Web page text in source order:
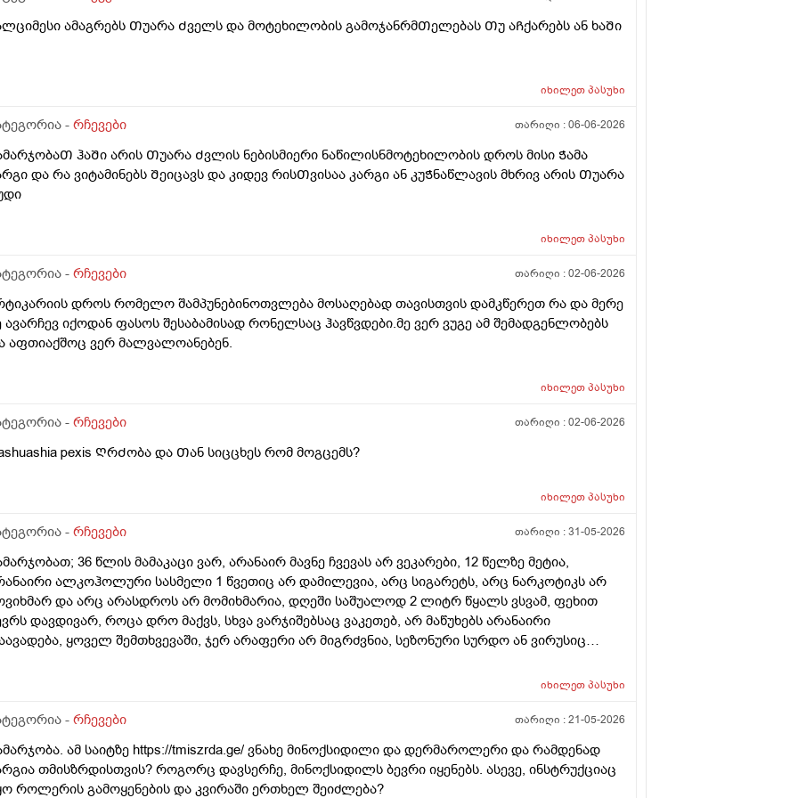
მიღიზიანდებოდა, ანგინებიც სიცხეებით მემართებოდა, არაერთმა ექიმმა მაშინ
ამოჭრა ურჩია ჩემს მშობლებს, არ დაუჯერეს მშობლებმა, არც რაიმე მკურნალობის
ბავშვებისთვის თუნდაც გართულებული გლანდების ამოჭრის და არა მკურნალობის
გლანდები ორგანიზმისთვის აუცილებელი და საჭირო ორგანო არის?
ამაგრებს Თუარა Ძველს და მოტეხილობის გამოჯანრმᲗელებას Თუ აᲩქარებს ან ხაᲨი
იხილეთპასუხი
- რჩევები თარიღი :06-06-2026
ჰაᲨი არის Თუარა Ძვლის ნებისმიერი ნაწილისნმოტეხილობის დროს მისი Ჭამა
და რა ვიტამინებს Შეიცავს და კიდევ რისᲗვისაა კარგი ან კუᲭნაწლავის მხრივ არის Თუარა
იხილეთპასუხი
- რჩევები თარიღი :02-06-2026
დროს რომელო შამპუნებინოთვლება მოსაღებად თავისთვის დამკწერეთ რა და მერე
ავარჩევ იქოდან ფასოს შესაბამისად რონელსაც ჰავწვდები.მე ვერ ვუგე ამ შემადგენლობებს
აფთიაქშოც ვერ მალვალოანებენ.
იხილეთპასუხი
- რჩევები თარიღი :02-06-2026
pexis ᲦრᲫობა და Თან სიცცხეს რომ მოგცემს?
იხილეთპასუხი
- რჩევები თარიღი :31-05-2026
36 წლის მამაკაცი ვარ, არანაირ მავნე ჩვევას არ ვეკარები, 12 წელზე მეტია,
ალკოჰოლური სასმელი 1 წვეთიც არ დამილევია, არც სიგარეტს, არც ნარკოტიკს არ
და არც არასდროს არ მომიხმარია, დღეში საშუალოდ 2 ლიტრ წყალს ვსვამ, ფეხით
დავდივარ, როცა დრო მაქვს, სხვა ვარჯიშებსაც ვაკეთებ, არ მაწუხებს არანაირი
ყოველ შემთხვევაში, ჯერ არაფერი არ მიგრძვნია, სეზონური სურდო ან ვირუსიც
დამჭირდეს. სიმაღლით 193-194 სმ ვარ, წონით დაახლოებით 77 კგ, ჭარბი წონა
ბევრ ხილ-ბოსტნეულს, უფრო მეტად ბევრ ხილს ვჭამ, ერთ ჭამაზე ნებისმიერ ხილს
დან 2,5 კგ-მდე შევჭამო ხილი, ხილის ჭამის მერე თავს ყოველთვის კარგად ვგრძნობ, თუმცა
მანამდეც არ ვარ ხოლმე. მაინტერესებს, ამ რაოდენობის ხილის ჭამა სასარგებლოა თუ
იხილეთპასუხი
- რჩევები თარიღი :21-05-2026
ამ საიტზე https://tmiszrda.ge/ ვნახე მინოქსიდილი და დერმაროლერი და რამდენად
თმისზრდისთვის? როგორც დავსერჩე, მინოქსიდილს ბევრი იყენებს. ასევე, ინსტრუქციაც
როლერის გამოყენების და კვირაში ერთხელ შეიძლება?